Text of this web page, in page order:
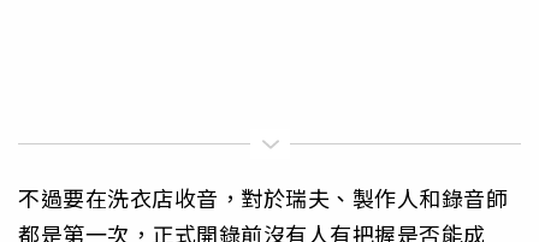
不過要在洗衣店收音，對於瑞夫、製作人和錄音師
都是第一次，正式開錄前沒有人有把握是否能成